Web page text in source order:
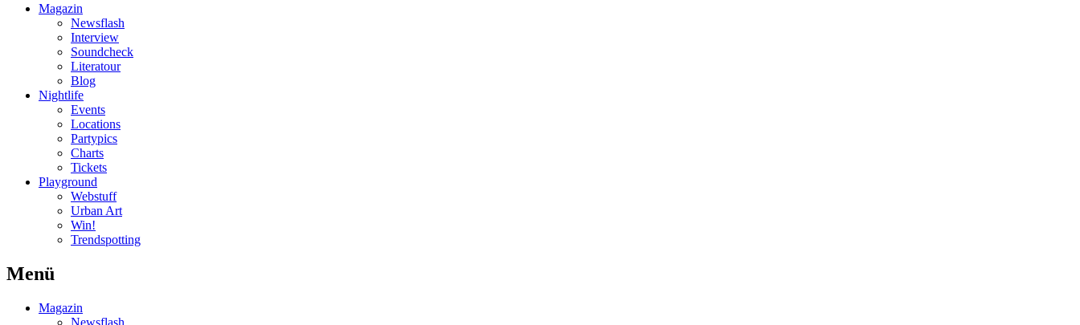
Magazin
Newsflash
Interview
Soundcheck
Literatour
Blog
Nightlife
Events
Locations
Partypics
Charts
Tickets
Playground
Webstuff
Urban Art
Win!
Trendspotting
Menü
Magazin
Newsflash